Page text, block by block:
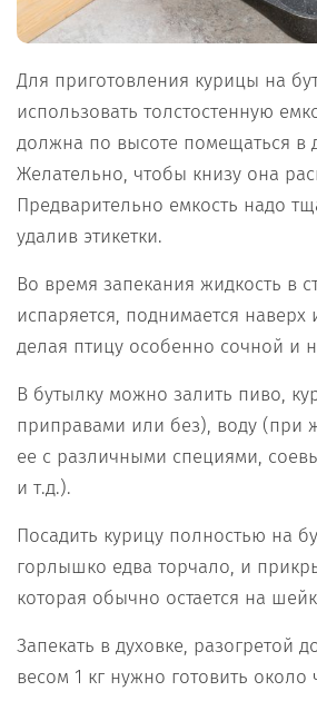
Для приготовления курицы на
использовать толстостенную
должна по высоте помещаться в
Желательно, чтобы книзу она
Предварительно емкость надо
удалив этикетки.
Во время запекания жидкость в
испаряется, поднимается наверх
делая птицу особенно сочной и
В бутылку можно залить пиво,
приправами или без), воду (при
ее с различными специями,
и т.д.).
Посадить курицу полностью на
горлышко едва торчало, и
которая обычно остается на
Запекать в духовке, разогретой
весом 1 кг нужно готовить около